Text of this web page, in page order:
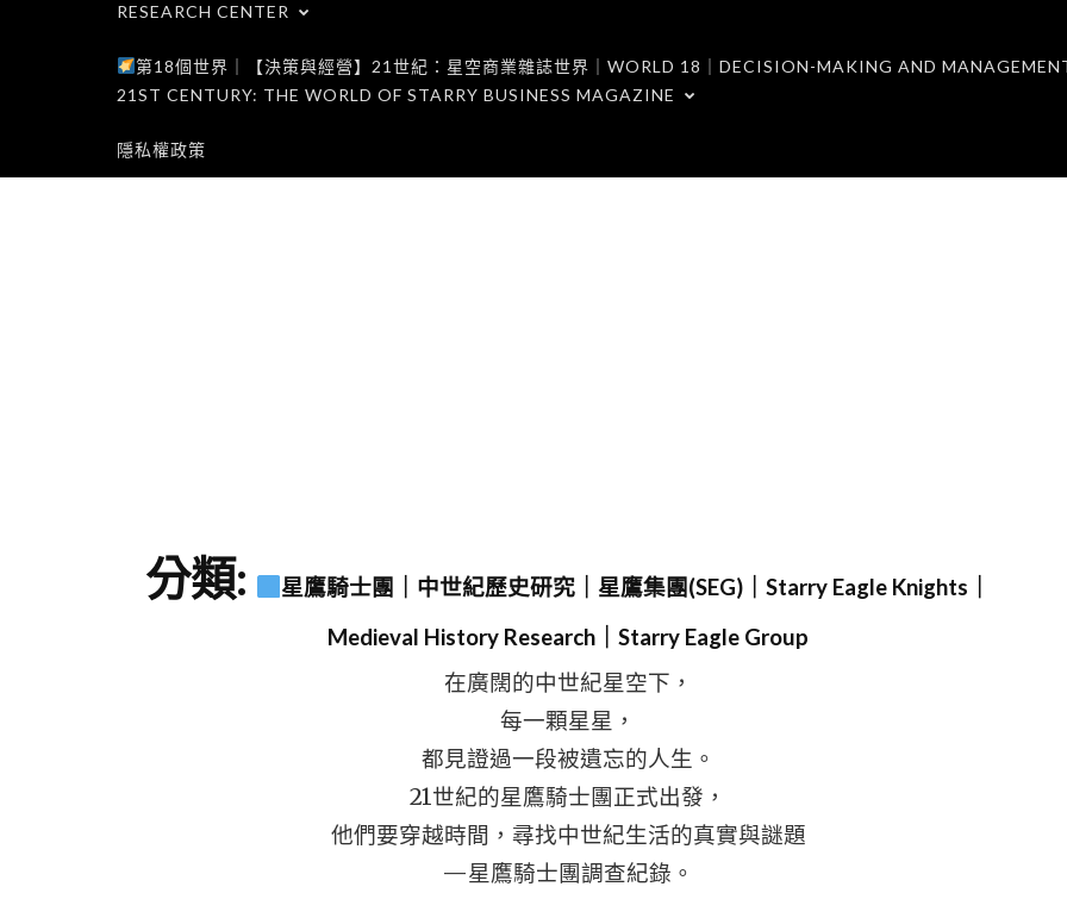
RESEARCH CENTER
第18個世界｜【決策與經營】21世紀：星空商業雜誌世界｜WORLD 18｜DECISION-MAKING AND
21ST CENTURY: THE WORLD OF STARRY BUSINESS MAGAZINE
隱私權政策
分類:
星鷹騎士團｜中世紀歷史研究｜星鷹集團(SEG)｜Starry Eagle Knights｜
Medieval History Research｜Starry Eagle Group
在廣闊的中世紀星空下，
每一顆星星，
都見證過一段被遺忘的人生。
21世紀的星鷹騎士團正式出發，
他們要穿越時間，尋找中世紀生活的真實與謎題
—星鷹騎士團調查紀錄。